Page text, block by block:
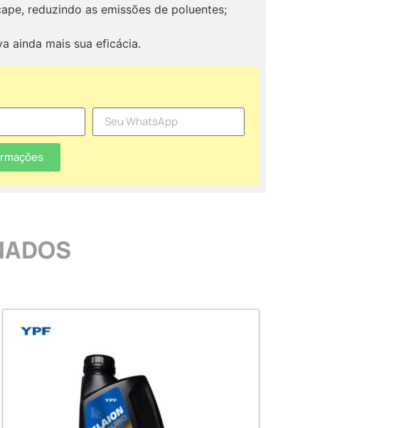
reduzindo as emissões de poluentes;
ainda mais sua eficácia.